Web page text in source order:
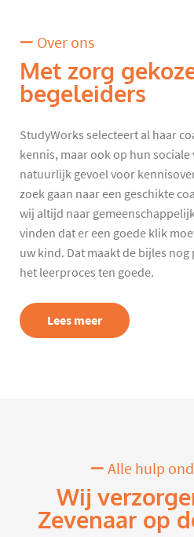
Over ons
Met zorg
begeleiders
StudyWorks selecteert al haar
kennis, maar ook op hun sociale
natuurlijk gevoel voor
zoek gaan naar een geschikte
wij altijd naar
vinden dat er een goede klik
uw kind. Dat maakt de bijles
het leerproces ten goede.
Lees meer
Alle hulp
Wij
Zevenaar op